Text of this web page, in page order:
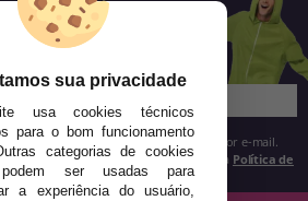
NOSSA
de tudo antes de
exclusivos, novidades e tendências por e-mail.
momento, conforme estipulado na Política de
sua privacidade
usa cookies técnicos
para o bom funcionamento
categorias de cookies
ser usadas para
a experiência do usuário,